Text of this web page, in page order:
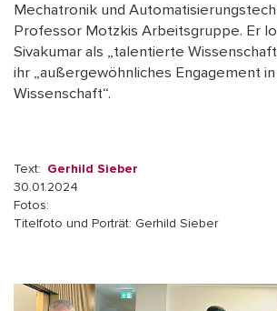
Mechatronik und
Professor Motzkis Arbeitsgruppe. Er
Sivakumar als „talentierte
ihr „außergewöhnliches Engagement
Wissenschaft“.
Text: Gerhild Sieber
30.01.2024
Fotos:
Titelfoto und Porträt: Gerhild Sieber